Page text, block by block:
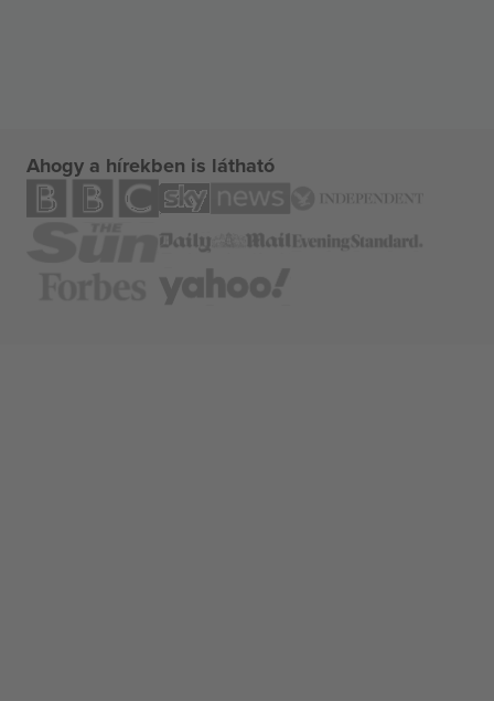
Ahogy a hírekben is látható